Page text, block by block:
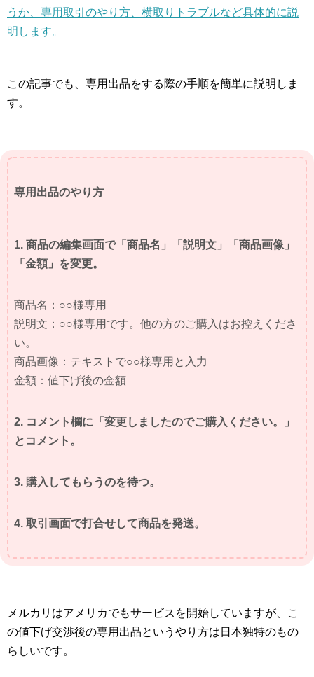
うか、専用取引のやり方、横取りトラブルなど具体的に説
明します。
この記事でも、専用出品をする際の手順を簡単に説明しま
す。
専用出品のやり方
1. 商品の編集画面で「商品名」「説明文」「商品画像」
「金額」を変更。
商品名：○○様専用
説明文：○○様専用です。他の方のご購入はお控えくださ
い。
商品画像：テキストで○○様専用と入力
金額：値下げ後の金額
2. コメント欄に「変更しましたのでご購入ください。」
とコメント。
3. 購入してもらうのを待つ。
4. 取引画面で打合せして商品を発送。
メルカリはアメリカでもサービスを開始していますが、こ
の値下げ交渉後の専用出品というやり方は日本独特のもの
らしいです。